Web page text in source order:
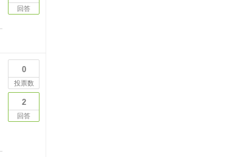
回答
0
投票数
2
回答